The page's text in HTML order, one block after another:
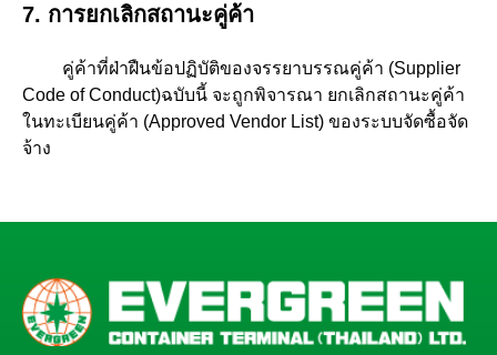
7. การยกเลิกสถานะคู่ค้า
คู่ค้าที่ฝ่าฝืนข้อปฏิบัติของจรรยาบรรณคู่ค้า (Supplier
Code of Conduct)ฉบับนี้ จะถูกพิจารณา ยกเลิกสถานะคู่ค้า
ในทะเบียนคู่ค้า (Approved Vendor List) ของระบบจัดซื้อจัด
จ้าง